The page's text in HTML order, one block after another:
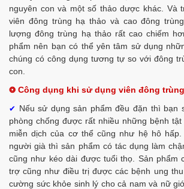
nguyên con và một số thảo dược khác. Và
viên đông trùng hạ thảo và cao đông
lượng đông trùng hạ thảo rất cao chiếm
phẩm nên bạn có thể yên tâm sử dụng
chúng có công dụng tương tự so với đông
con.
❂ Công dụng khi sử dụng viên đông
✔ Nếu sử dụng sản phẩm đều đặn thì bạn
phòng chống được rất nhiều những bệnh
miễn dịch của cơ thể cũng như hệ hô
người già thì sản phẩm có tác dụng làm
cũng như kéo dài được tuổi thọ. Sản phẩm
trợ cũng như điều trị được các bệnh ung
cường sức khỏe sinh lý cho cả nam và nữ